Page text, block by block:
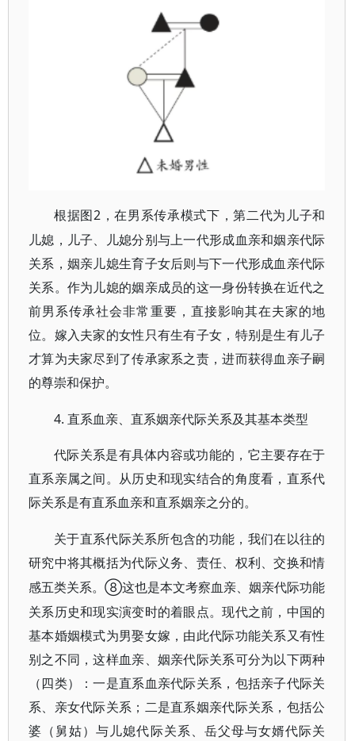
根据图 2，在男系传承模式下，第二代为儿子和
儿媳，儿子、儿媳分别与上一代形成血亲和姻亲代际
关系，姻亲儿媳生育子女后则与下一代形成血亲代际
关系。作为儿媳的姻亲成员的这一身份转换在近代之
前男系传承社会非常重要，直接影响其在夫家的地
位。嫁入夫家的女性只有生有子女，特别是生有儿子
才算为夫家尽到了传承家系之责，进而获得血亲子嗣
的尊崇和保护。
4. 直系血亲、直系姻亲代际关系及其基本类型
代际关系是有具体内容或功能的，它主要存在于
直系亲属之间。从历史和现实结合的角度看，直系代
际关系是有直系血亲和直系姻亲之分的。
关于直系代际关系所包含的功能，我们在以往的
研究中将其概括为代际义务、责任、权利、交换和情
感五类关系。⑧这也是本文考察血亲、姻亲代际功能
关系历史和现实演变时的着眼点。现代之前，中国的
基本婚姻模式为男娶女嫁，由此代际功能关系又有性
别之不同，这样血亲、姻亲代际关系可分为以下两种
（四类）：一是直系血亲代际关系，包括亲子代际关
系、亲女代际关系；二是直系姻亲代际关系，包括公
婆（舅姑）与儿媳代际关系、岳父母与女婿代际关